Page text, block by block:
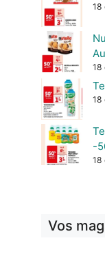
18
18
18
-
18
Vos